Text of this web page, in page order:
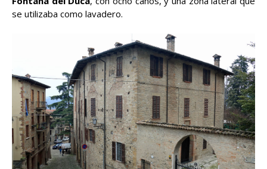
se utilizaba como lavadero.